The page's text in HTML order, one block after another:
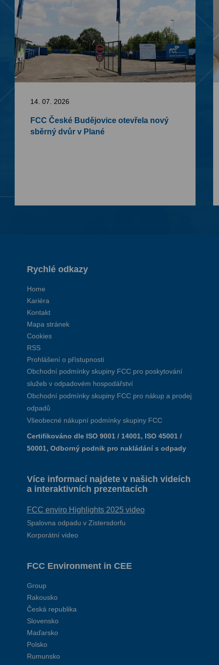
14. 07. 2026
FCC České Budějovice otevřela nový
sběrný dvůr v Plané
Rychlé odkazy
Home
Kariéra
Kontakt
Mapa stránek
Cookies
RSS
Prohlášení o přístupnosti
Obchodní podmínky skupiny FCC pro poskytování
služeb v odpadovém hospodářství
Obchodní podmínky skupiny FCC pro nákup a prodej
odpadů
Všeobecné nákupní podmínky skupiny FCC
Certifikováno dle ISO 9001 / 14001, ISO 45001 /
50001, Odborný podnik pro nakládání s odpady
Více informací najdete v našich videích
a interaktivních prezentacích
FCC enviro Highlights 2025 video
Spalovna odpadu v Zistersdorfu
Korporátní video
FCC Environment in CEE
Group
Rakousko
Česká republika
Slovensko
Maďarsko
Polsko
Rumunsko